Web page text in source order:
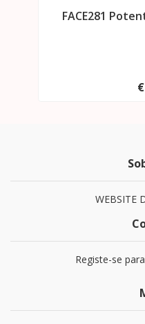
FACE281
WEBSITE
Registe-se